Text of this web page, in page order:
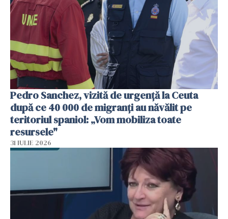
Pedro Sanchez, vizită de urgență la Ceuta
după ce 40 000 de migranți au năvălit pe
teritoriul spaniol: „Vom mobiliza toate
resursele"
31 IULIE 2026